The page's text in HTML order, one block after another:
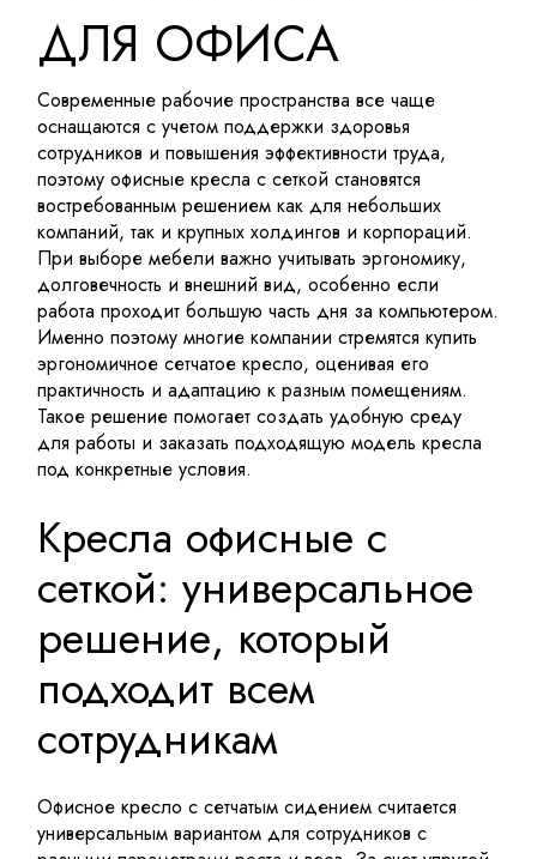
ДЛЯ ОФИСА
Современные рабочие пространства все чаще
оснащаются с учетом поддержки здоровья
сотрудников и повышения эффективности труда,
поэтому офисные кресла с сеткой становятся
востребованным решением как для небольших
компаний, так и крупных холдингов и корпораций.
При выборе мебели важно учитывать эргономику,
долговечность и внешний вид, особенно если
работа проходит большую часть дня за компьютером.
Именно поэтому многие компании стремятся купить
эргономичное сетчатое кресло, оценивая его
практичность и адаптацию к разным помещениям.
Такое решение помогает создать удобную среду
для работы и заказать подходящую модель кресла
под конкретные условия.
Кресла офисные с
сеткой: универсальное
решение, который
подходит всем
сотрудникам
Офисное кресло с сетчатым сидением считается
универсальным вариантом для сотрудников с